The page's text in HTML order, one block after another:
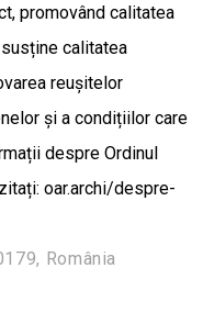
promovând calitatea
calitatea
reușitelor
și a condițiilor care
despre Ordinul
oar.archi/despre-
România